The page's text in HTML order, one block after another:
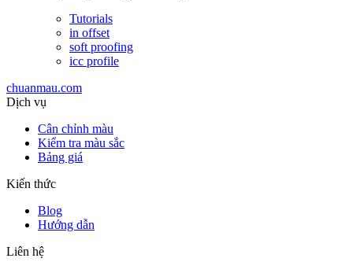
Tutorials
in offset
soft proofing
icc profile
chuanmau.com
Dịch vụ
Cân chỉnh màu
Kiểm tra màu sắc
Bảng giá
Kiến thức
Blog
Hướng dẫn
Liên hệ